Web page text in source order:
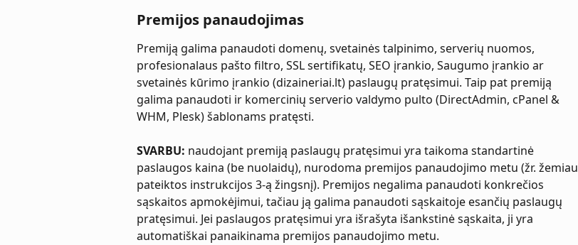
Premijos panaudojimas
Premiją galima panaudoti domenų, svetainės talpinimo, serverių nuomos,
profesionalaus pašto filtro, SSL sertifikatų, SEO įrankio, Saugumo įrankio ar
svetainės kūrimo įrankio (dizaineriai.lt) paslaugų pratęsimui. Taip pat premiją
galima panaudoti ir komercinių serverio valdymo pulto (DirectAdmin, cPanel &
WHM, Plesk) šablonams pratęsti.
SVARBU: naudojant premiją paslaugų pratęsimui yra taikoma standartinė
paslaugos kaina (be nuolaidų), nurodoma premijos panaudojimo metu (žr. žemiau
pateiktos instrukcijos 3-ą žingsnį). Premijos negalima panaudoti konkrečios
sąskaitos apmokėjimui, tačiau ją galima panaudoti sąskaitoje esančių paslaugų
pratęsimui. Jei paslaugos pratęsimui yra išrašyta išankstinė sąskaita, ji yra
automatiškai panaikinama premijos panaudojimo metu.